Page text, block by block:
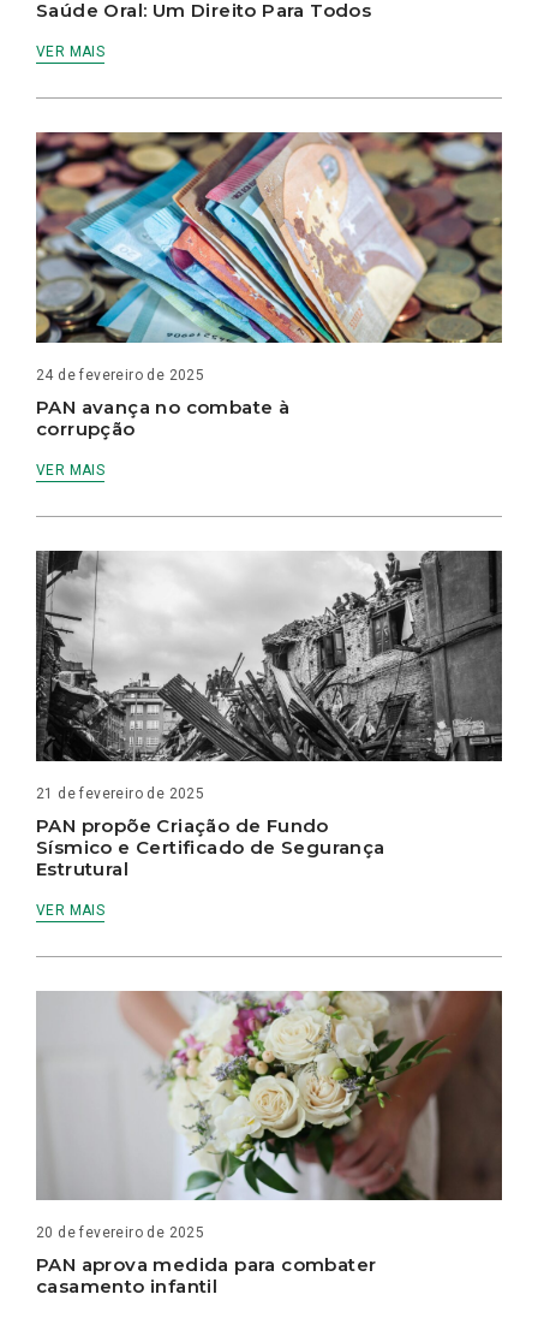
Saúde Oral: Um Direito Para Todos
VER MAIS
24 de fevereiro de 2025
PAN avança no combate à
corrupção
VER MAIS
21 de fevereiro de 2025
PAN propõe Criação de Fundo
Sísmico e Certificado de Segurança
Estrutural
VER MAIS
20 de fevereiro de 2025
PAN aprova medida para combater
casamento infantil